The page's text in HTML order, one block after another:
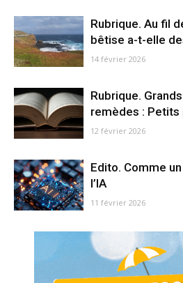
Rubrique. Au fil
bêtise a-t-elle
14 février 2026
Rubrique.
remèdes :
12 février 2026
Edito. Comme
l’IA
11 février 2026